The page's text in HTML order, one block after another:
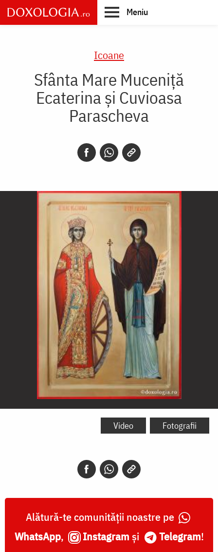
Skip
to
main
Meniu
Icoane
Sfânta Mare Muceniță
Ecaterina și Cuvioasa
Parascheva
Sfânta
Parascheva
Video Fotografii
Alătură-te comunității noastre pe
WhatsApp, Instagram și Telegram!